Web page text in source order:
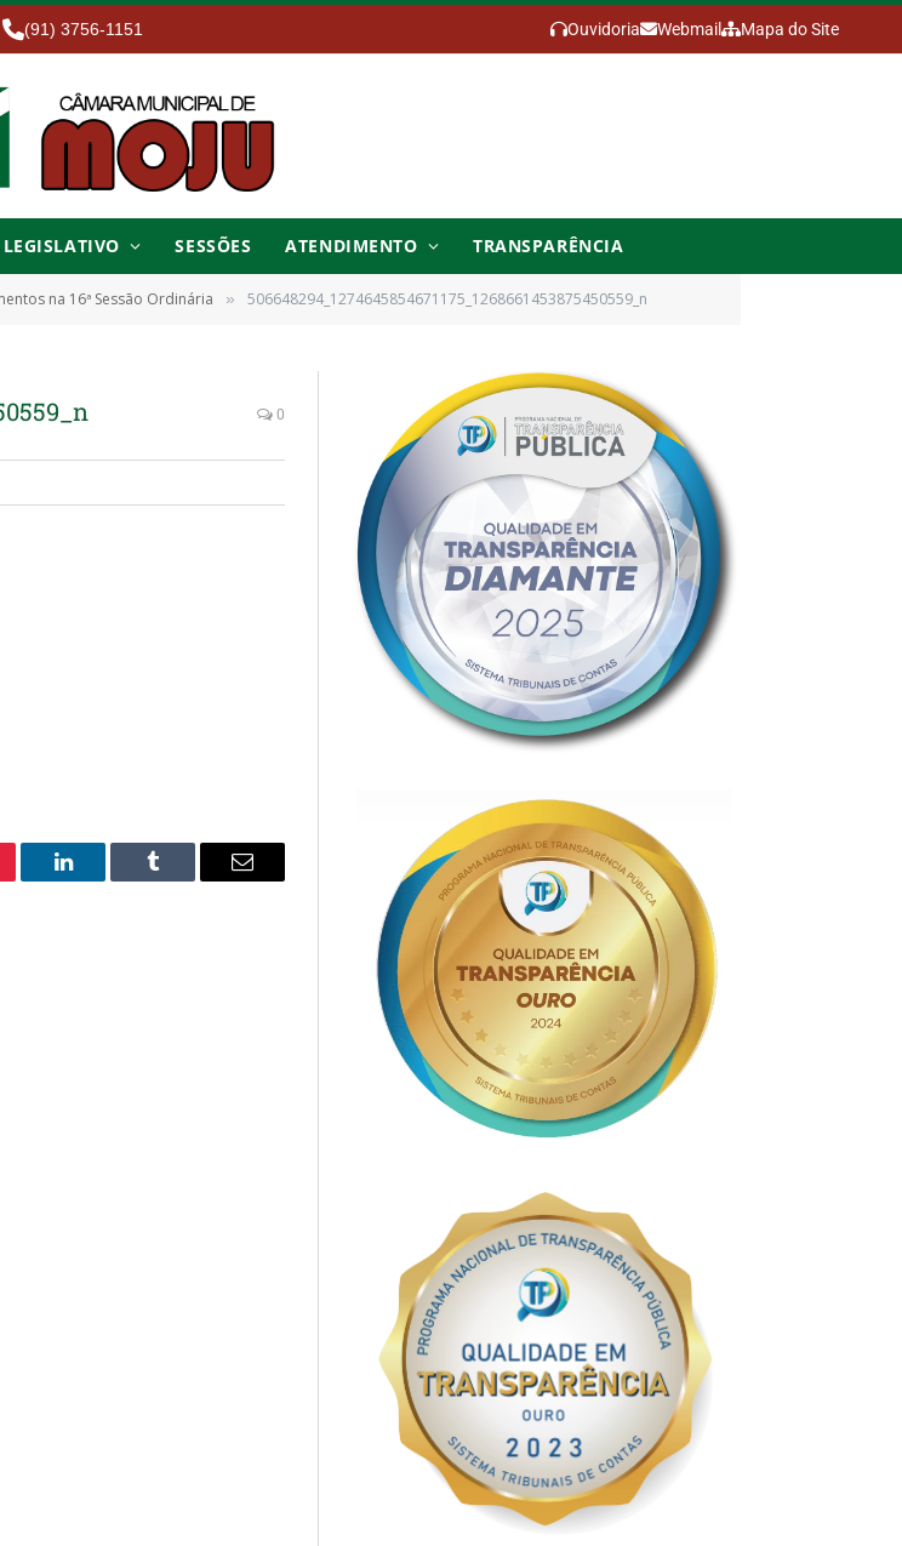
(91) 3756-1151 Ouvidoria Webmail Mapa do Site
SESSÕES ATENDIMENTO TRANSPARÊNCIA
na 16ª Sessão Ordinária » 506648294_1274645854671175_1268661453875450559_n
0
O
Tumblr
E-